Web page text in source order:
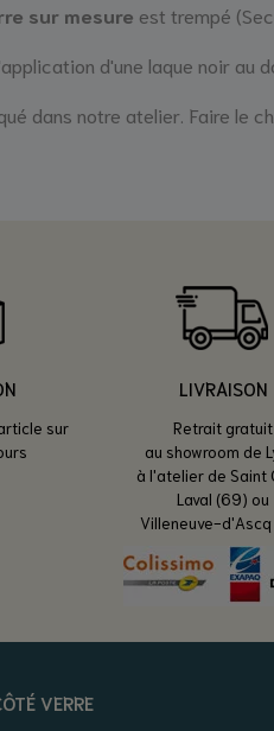
sur mesure est trempé
d'une laque noir au
dans notre atelier. Faire le
sur
LIVRAISON
Retrait gratuit
au showroom de
à l'atelier de Saint
Laval (69) ou
Villeneuve-
VERRE